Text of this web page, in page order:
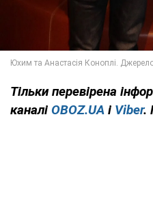
Тільки перевірена
каналі OBOZ.UA і Viber.